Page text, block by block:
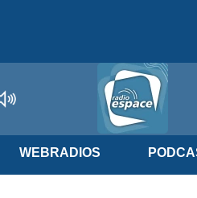
WEBRADIOS